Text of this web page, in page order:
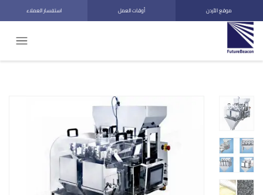
موقع الأردن أوقات العمل استفسار العملاء